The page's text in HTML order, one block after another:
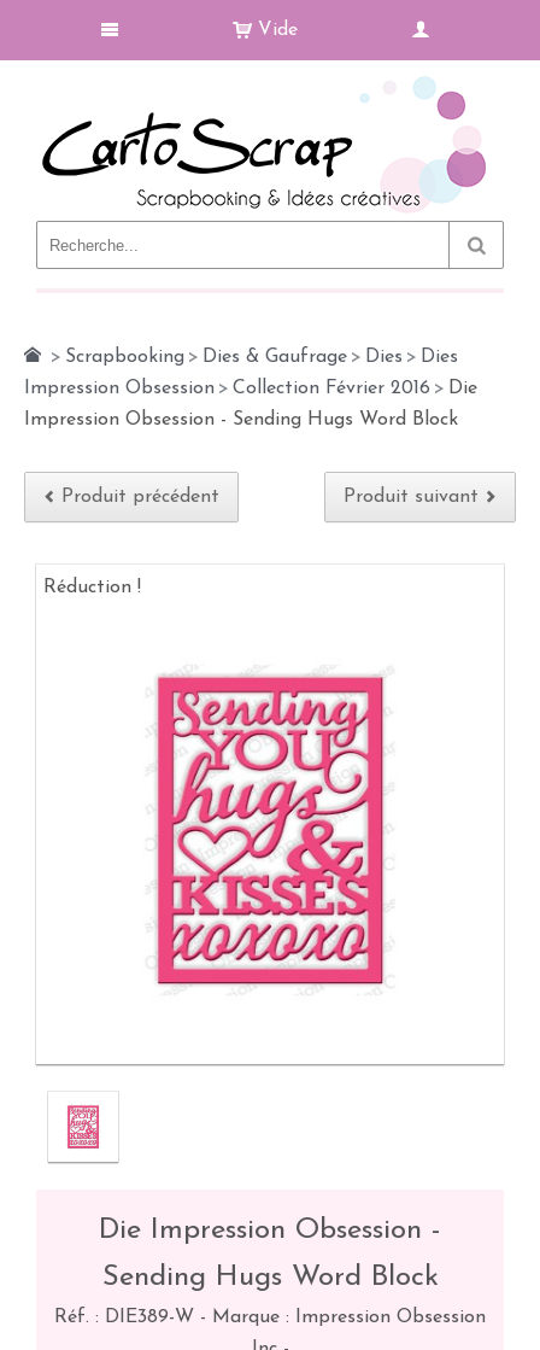
Vide
> Scrapbooking > Dies & Gaufrage > Dies > Dies
Impression Obsession > Collection Février 2016 > Die
Impression Obsession - Sending Hugs Word Block
Produit précédent Produit suivant
Réduction !
Die Impression Obsession -
Sending Hugs Word Block
Réf. : DIE389-W - Marque : Impression Obsession